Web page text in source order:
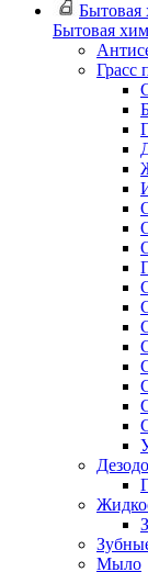
Бытовая
Бытовая
Грасс
Мыло